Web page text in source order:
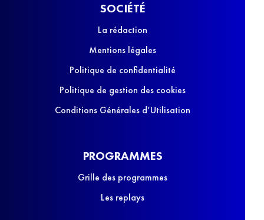
SOCIÉTÉ
La rédaction
Mentions légales
Politique de confidentialité
Politique de gestion des cookies
Conditions Générales d’Utilisation
PROGRAMMES
Grille des programmes
Les replays